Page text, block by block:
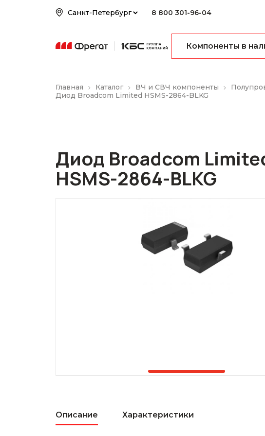
8 800 301-96-04
Компоненты в
Главная Каталог ВЧ и СВЧ компоненты
Диод Broadcom Limited HSMS-2864-BLKG
Диод Broadcom
HSMS-2864-BLKG
Описание Характеристики